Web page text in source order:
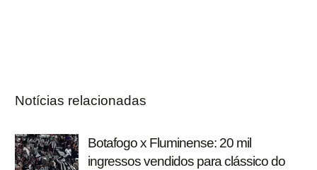
Notícias relacionadas
Botafogo x Fluminense: 20 mil
ingressos vendidos para clássico do